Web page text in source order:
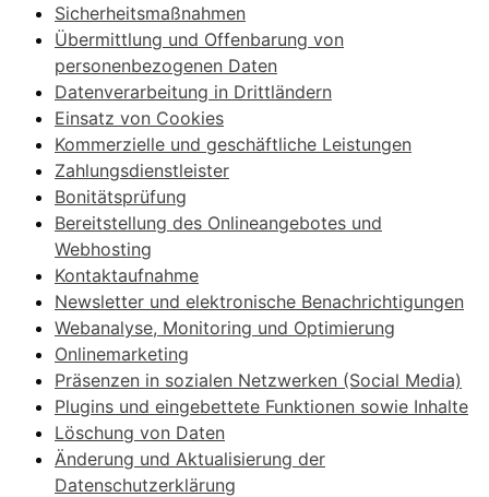
Sicherheitsmaßnahmen
Übermittlung und Offenbarung von
personenbezogenen Daten
Datenverarbeitung in Drittländern
Einsatz von Cookies
Kommerzielle und geschäftliche Leistungen
Zahlungsdienstleister
Bonitätsprüfung
Bereitstellung des Onlineangebotes und
Webhosting
Kontaktaufnahme
Newsletter und elektronische Benachrichtigungen
Webanalyse, Monitoring und Optimierung
Onlinemarketing
Präsenzen in sozialen Netzwerken (Social Media)
Plugins und eingebettete Funktionen sowie Inhalte
Löschung von Daten
Änderung und Aktualisierung der
Datenschutzerklärung